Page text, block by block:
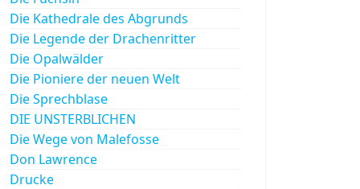
Die Kathedrale des Abgrunds
Die Legende der Drachenritter
Die Opalwälder
Die Pioniere der neuen Welt
Die Sprechblase
DIE UNSTERBLICHEN
Die Wege von Malefosse
Don Lawrence
Drucke